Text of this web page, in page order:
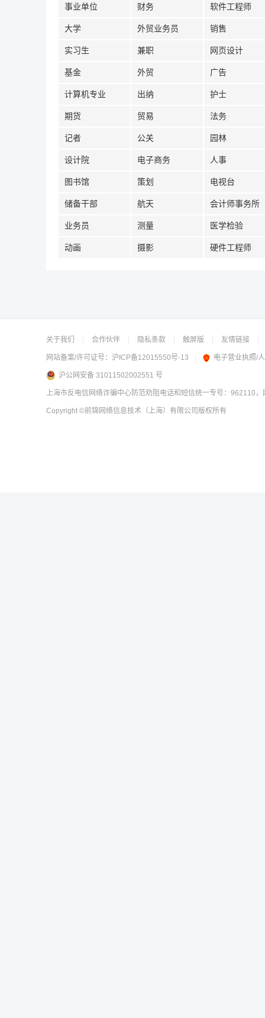
事业单位 财务 软件工程师
大学 外贸业务员 销售
实习生 兼职 网页设计
基金 外贸 广告
计算机专业 出纳 护士
期货 贸易 法务
记者 公关 园林
设计院 电子商务 人事
图书馆 策划 电视台
储备干部 航天 会计师事务所
业务员 测量 医学检验
动画 摄影 硬件工程师
关于我们 合作伙伴 隐私条款 触屏版 友情链接
网站备案/许可证号： 沪ICP备12015550号-13 电子营业执照/
沪公网安备 31011502002551 号
上海市反电信网络诈骗中心防范劝阻电话和短信统一专号：962110
Copyright ©前锦网络信息技术（上海）有限公司 版权所有